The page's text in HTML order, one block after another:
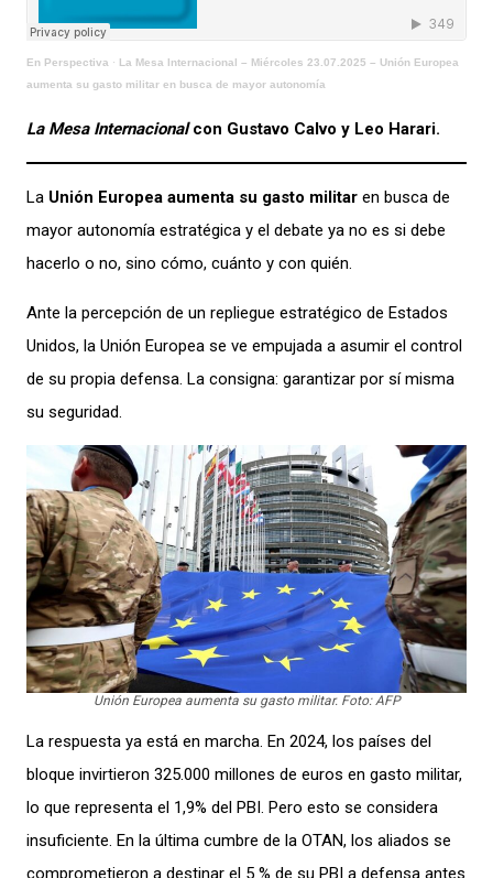
En Perspectiva · La Mesa Internacional – Miércoles 23.07.2025 – Unión Europea
aumenta su gasto militar en busca de mayor autonomía
La Mesa Internacionalcon Gustavo Calvo y Leo Harari.
La Unión Europea aumenta su gasto militar en busca de
mayor autonomía estratégica y el debate ya no es si debe
hacerlo o no, sino cómo, cuánto y con quién.
Ante la percepción de un repliegue estratégico de Estados
Unidos, la Unión Europea se ve empujada a asumir el control
de su propia defensa. La consigna: garantizar por sí misma
su seguridad.
Unión Europea aumenta su gasto militar. Foto: AFP
La respuesta ya está en marcha. En 2024, los países del
bloque invirtieron 325.000 millones de euros en gasto militar,
lo que representa el 1,9% del PBI. Pero esto se considera
insuficiente. En la última cumbre de la OTAN, los aliados se
comprometieron a destinar el 5 % de su PBI a defensa antes